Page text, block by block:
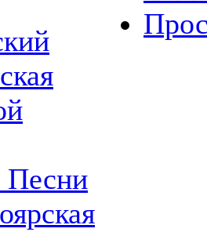
Песни